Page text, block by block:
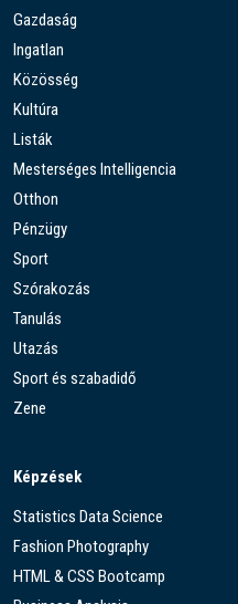
Gazdaság
Ingatlan
Közösség
Kultúra
Listák
Mesterséges Intelligencia
Otthon
Pénzügy
Sport
Szórakozás
Tanulás
Utazás
Sport és szabadidő
Zene
Képzések
Statistics Data Science
Fashion Photography
HTML & CSS Bootcamp